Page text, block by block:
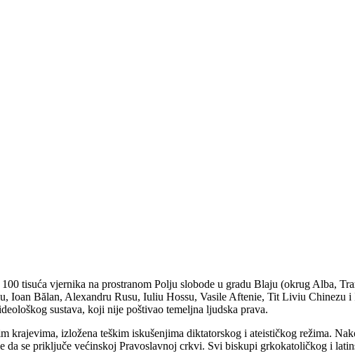
tisuća vjernika na prostranom Polju slobode u gradu Blaju (okrug Alba,
Ioan Bălan, Alexandru Rusu, Iuliu Hossu, Vasile Aftenie, Tit Liviu Chinezu
sustava, koji nije poštivao temeljna ljudska prava.
izložena teškim iskušenjima diktatorskog i ateističkog režima.
se priključe većinskoj Pravoslavnoj crkvi. Svi biskupi grkokatoličkog i